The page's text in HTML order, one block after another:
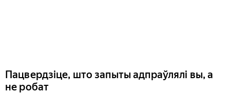
Пацвердзіце, што запыты адпраўлялі вы, а
не робат